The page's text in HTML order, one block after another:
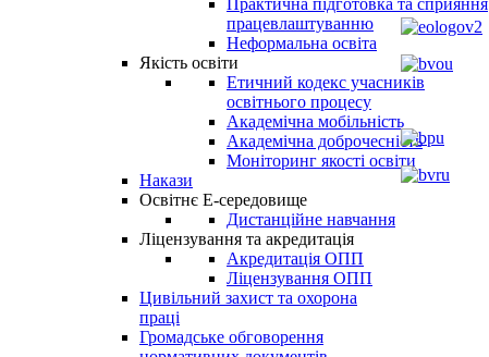
Практична підготовка та сприяння
працевлаштуванню
Неформальна освіта
Якість освіти
Етичний кодекс учасників
освітнього процесу
Академічна мобільність
Академічна доброчесність
Моніторинг якості освіти
Накази
Освітнє Е-середовище
Дистанційне навчання
Ліцензування та акредитація
Акредитація ОПП
Ліцензування ОПП
Цивільний захист та охорона
праці
Громадське обговорення